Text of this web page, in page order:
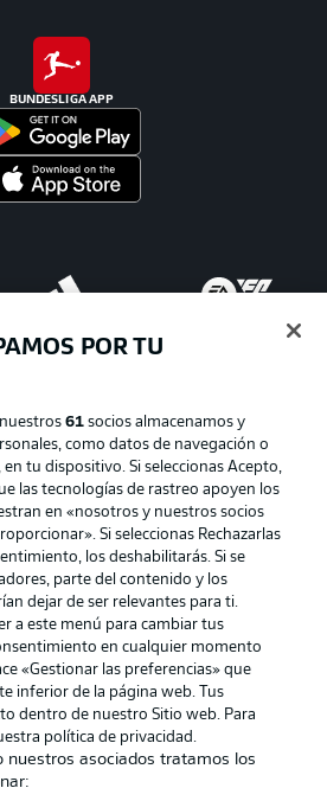
BUNDESLIGA APP
Aviso legal
Trabajos
Condiciones de uso
POR TU
61socios almacenamos y
como datos de navegación o
tu dispositivo. Si seleccionas Acepto,
las tecnologías de rastreo apoyen los
en «nosotros y nuestros socios
Si seleccionas Rechazarlas
los deshabilitarás. Si se
parte del contenido y los
dejar de ser relevantes para ti.
a este menú para cambiar tus
en cualquier momento
«Gestionar las preferencias» que
inferior de la página web. Tus
dentro de nuestro Sitio web. Para
política de privacidad.
nuestros asociados tratamos los